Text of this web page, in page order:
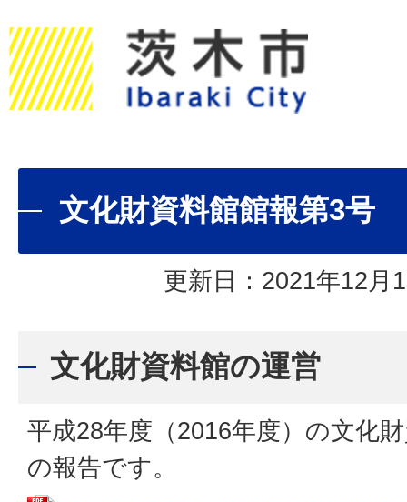
文化財資料館館報第3号
更新日：2021年12月
文化財資料館の運営
平成28年度（2016年度）の文化
の報告です。